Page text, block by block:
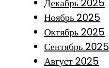
Декабрь 2025
Ноябрь 2025
Октябрь 2025
Сентябрь 2025
Август 2025